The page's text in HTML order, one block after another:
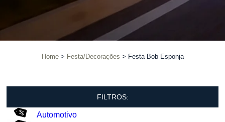
Home Festa/Decorações Festa Bob Esponja
FILTROS:
Automotivo